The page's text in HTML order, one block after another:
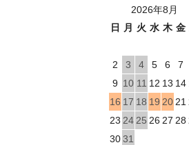
2026年8月
日
月 火 水 木 金
2
3 4 5 6 7
9 10 11 12 13 14
16 17 18 19 20 21
23 24 25 26 27 28
3031